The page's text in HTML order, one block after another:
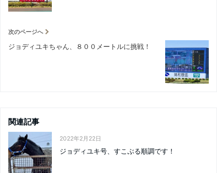
次のページへ
ジョディユキちゃん、８００メートルに挑戦！
関連記事
2022年2月22日
ジョディユキ号、すこぶる順調です！